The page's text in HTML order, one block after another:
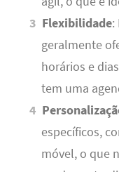
Flexibilidade:
geralmente
horários e
tem uma
específicos,
móvel, o que